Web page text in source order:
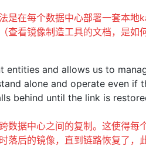
在每个数据中心部署一套本地
查看镜像制造工具的文档，是如
and allows us to
alone and operate even if
behind until the link is
数据中心之间的复制。这使得每
落后的镜像，直到链路恢复了，